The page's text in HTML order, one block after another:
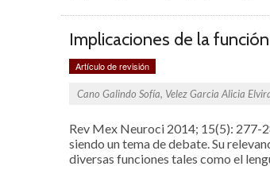
Implicaciones de la
Artículo de revisión
Cano Galindo Sofía, Velez Garcia Alicia
Rev Mex Neuroci 2014; 15(5): 277-
siendo un tema de debate. Su
diversas funciones tales como el